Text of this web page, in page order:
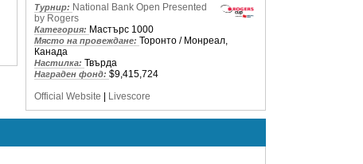
Турнир: National Bank Open Presented
by Rogers
Категория: Мастърс 1000
Място на провеждане: Торонто / Монреал,
Канада
Настилка: Твърда
Награден фонд: $9,415,724
Official Website | Livescore